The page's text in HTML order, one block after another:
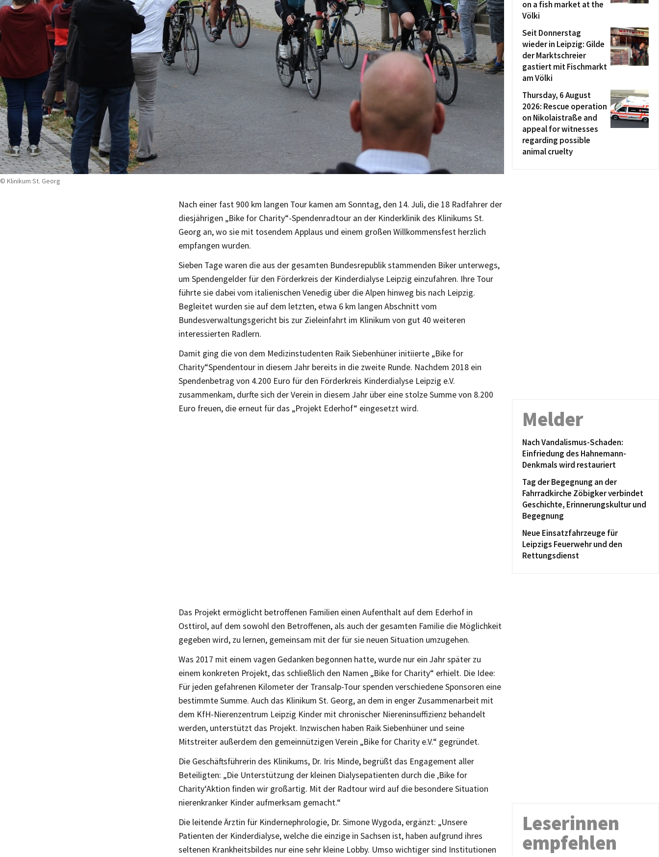
© Klinikum St. Georg
Nach einer fast 900 km langen Tour kamen am Sonntag, den 14. Juli, die 18 Radfahrer der
diesjährigen „Bike for Charity“-Spendenradtour an der Kinderklinik des Klinikums St.
Georg an, wo sie mit tosendem Applaus und einem großen Willkommensfest herzlich
empfangen wurden.
Sieben Tage waren die aus der gesamten Bundesrepublik stammenden Biker unterwegs,
um Spendengelder für den Förderkreis der Kinderdialyse Leipzig einzufahren. Ihre Tour
führte sie dabei vom italienischen Venedig über die Alpen hinweg bis nach Leipzig.
Begleitet wurden sie auf dem letzten, etwa 6 km langen Abschnitt vom
Bundesverwaltungsgericht bis zur Zieleinfahrt im Klinikum von gut 40 weiteren
interessierten Radlern.
Damit ging die von dem Medizinstudenten Raik Siebenhüner initiierte „Bike for
Charity“Spendentour in diesem Jahr bereits in die zweite Runde. Nachdem 2018 ein
Spendenbetrag von 4.200 Euro für den Förderkreis Kinderdialyse Leipzig e.V.
zusammenkam, durfte sich der Verein in diesem Jahr über eine stolze Summe von 8.200
Euro freuen, die erneut für das „Projekt Ederhof“ eingesetzt wird.
Das Projekt ermöglicht betroffenen Familien einen Aufenthalt auf dem Ederhof in
Osttirol, auf dem sowohl den Betroffenen, als auch der gesamten Familie die Möglichkeit
gegeben wird, zu lernen, gemeinsam mit der für sie neuen Situation umzugehen.
Was 2017 mit einem vagen Gedanken begonnen hatte, wurde nur ein Jahr später zu
einem konkreten Projekt, das schließlich den Namen „Bike for Charity“ erhielt. Die Idee:
Für jeden gefahrenen Kilometer der Transalp-Tour spenden verschiedene Sponsoren eine
bestimmte Summe. Auch das Klinikum St. Georg, an dem in enger Zusammenarbeit mit
dem KfH-Nierenzentrum Leipzig Kinder mit chronischer Niereninsuffizienz behandelt
werden, unterstützt das Projekt. Inzwischen haben Raik Siebenhüner und seine
Mitstreiter außerdem den gemeinnützigen Verein „Bike for Charity e.V.“ gegründet.
Die Geschäftsführerin des Klinikums, Dr. Iris Minde, begrüßt das Engagement aller
Beteiligten: „Die Unterstützung der kleinen Dialysepatienten durch die ‚Bike for
Charity‘Aktion finden wir großartig. Mit der Radtour wird auf die besondere Situation
nierenkranker Kinder aufmerksam gemacht.“
Die leitende Ärztin für Kindernephrologie, Dr. Simone Wygoda, ergänzt: „Unsere
Patienten der Kinderdialyse, welche die einzige in Sachsen ist, haben aufgrund ihres
seltenen Krankheitsbildes nur eine sehr kleine Lobby. Umso wichtiger sind Institutionen
on a fish market at the
Völki
Seit Donnerstag
wieder in Leipzig: Gilde
der Marktschreier
gastiert mit Fischmarkt
am Völki
Thursday, 6 August
2026: Rescue operation
on Nikolaistraße and
appeal for witnesses
regarding possible
animal cruelty
Melder
Nach Vandalismus-Schaden:
Einfriedung des Hahnemann-
Denkmals wird restauriert
Tag der Begegnung an der
Fahrradkirche Zöbigker verbindet
Geschichte, Erinnerungskultur und
Begegnung
Neue Einsatzfahrzeuge für
Leipzigs Feuerwehr und den
Rettungsdienst
Leserinnen
empfehlen